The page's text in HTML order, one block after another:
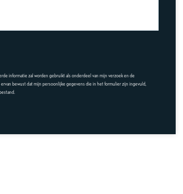
informatie zal worden gebruikt als onderdeel van mijn verzoek en de
bewust dat mijn persoonlijke gegevens die in het formulier zijn ingevuld,